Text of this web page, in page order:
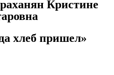
Кристине
хлеб пришел»